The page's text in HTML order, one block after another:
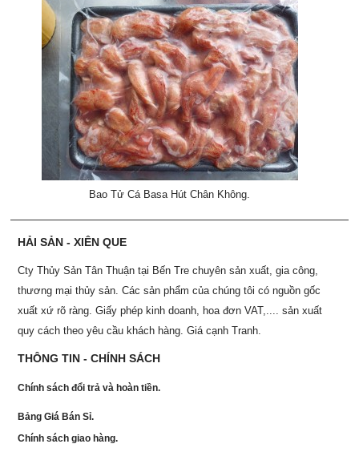
Bao Tử Cá Basa Hút Chân Không.
HẢI SẢN - XIÊN QUE
Cty Thủy Sản Tân Thuận tại Bến Tre chuyên sản xuất, gia công,
thương mại thủy sản. Các sản phẩm của chúng tôi có nguồn gốc
xuất xứ rõ ràng. Giấy phép kinh doanh, hoa đơn VAT,.... sản xuất
quy cách theo yêu cầu khách hàng. Giá cạnh Tranh.
THÔNG TIN - CHÍNH SÁCH
Chính sách đổi trả và hoàn tiền.
Bảng Giá Bán Sỉ.
Chính sách giao hàng.